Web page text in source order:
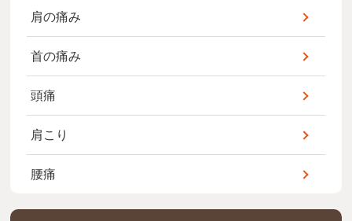
肩の痛み
首の痛み
頭痛
肩こり
腰痛